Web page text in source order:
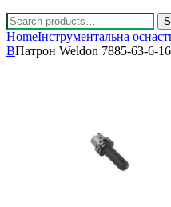
Search
for:
HomeІнструментальна
BПатрон Weldon 7885-63-6-